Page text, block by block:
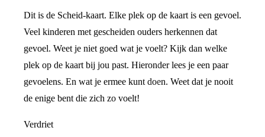
Dit is de Scheid-kaart. Elke plek op de kaart is een gevoel.
Veel kinderen met gescheiden ouders herkennen dat
gevoel. Weet je niet goed wat je voelt? Kijk dan welke
plek op de kaart bij jou past. Hieronder lees je een paar
gevoelens. En wat je ermee kunt doen. Weet dat je nooit
de enige bent die zich zo voelt!
Verdriet